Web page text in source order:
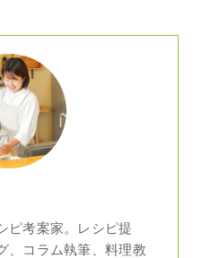
ピ考案家。レシピ提
、コラム執筆、料理教